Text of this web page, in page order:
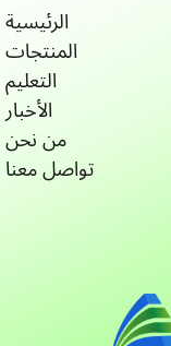
الرئيسية
المنتجات
التعليم
الأخبار
من نحن
تواصل معنا